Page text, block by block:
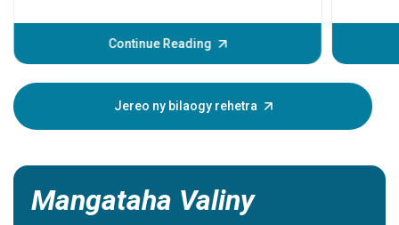
Continue Reading
raha tsy
aretim-
dia
voaro,
Jereo ny bilaogy rehetra
Mangataha Valiny